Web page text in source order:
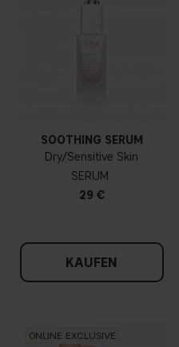
SOOTHING SERUM
Dry/Sensitive Skin
SERUM
29 €
KAUFEN
ONLINE EXCLUSIVE